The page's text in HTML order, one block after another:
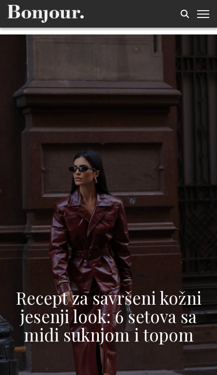
Recept za savršeni kožni
jesenji look: 6 setova sa
midi suknjom i topom